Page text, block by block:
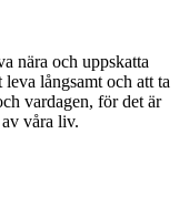
nära och uppskatta
långsamt och att ta
vardagen, för det är
våra liv.